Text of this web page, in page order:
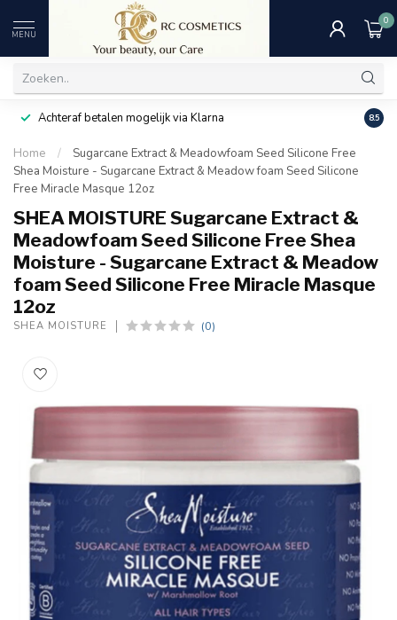
MENU
0
Achteraf betalen mogelijk via Klarna 8.5
Home /
Sugarcane Extract & Meadowfoam Seed Silicone Free
Shea Moisture - Sugarcane Extract & Meadow foam Seed Silicone
Free Miracle Masque 12oz
SHEA MOISTURE Sugarcane Extract &
Meadowfoam Seed Silicone Free Shea
Moisture - Sugarcane Extract & Meadow
foam Seed Silicone Free Miracle Masque
12oz
SHEA MOISTURE (0)